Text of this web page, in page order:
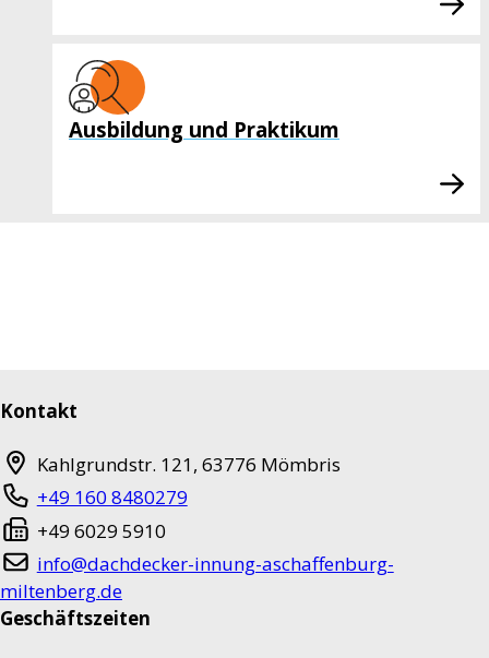
Ausbildung und Praktikum
Kontakt
Kahlgrundstr. 121, 63776 Mömbris
+49 160 8480279
+49 6029 5910
info@dachdecker-innung-aschaffenburg-
miltenberg.de
Geschäftszeiten